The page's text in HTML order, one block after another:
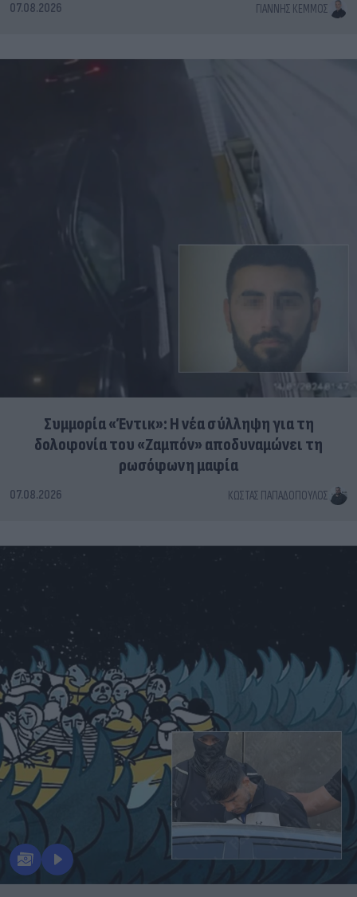
07.08.2026 ΓΙΆΝΝΗΣ ΚΈΜΜΟΣ
Συμμορία «Έντικ»: Η νέα σύλληψη για τη
δολοφονία του «Ζαμπόν» αποδυναμώνει τη
ρωσόφωνη μαφία
07.08.2026 ΚΏΣΤΑΣ ΠΑΠΑΔΌΠΟΥΛΟΣ